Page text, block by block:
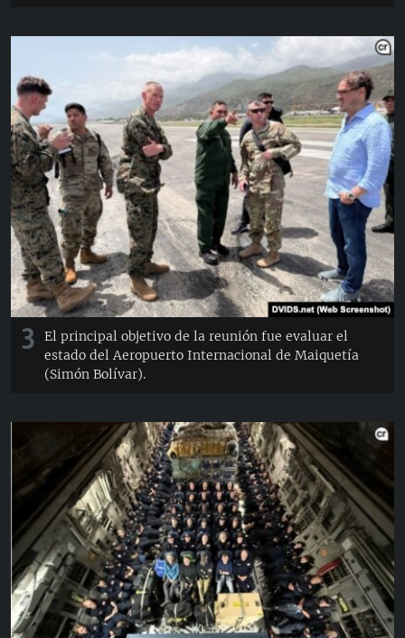
3
El principal objetivo de la reunión fue evaluar el
estado del Aeropuerto Internacional de Maiquetía
(Simón Bolívar).